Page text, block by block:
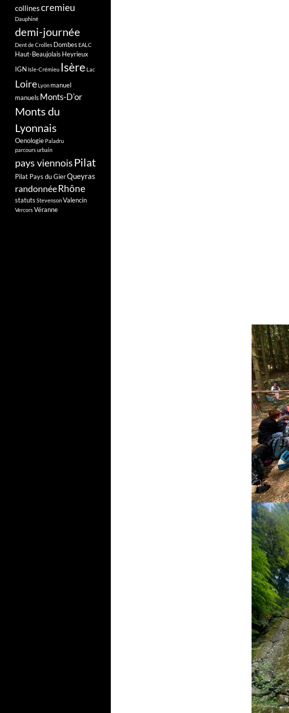
collinescremieu
Dauphiné
demi-journée
Dent de Crolles Dombes EALC
Haut-Beaujolais Heyrieux
IGN Isle-Crémieu Isère Lac
Loire Lyon manuel
manuels Monts-D'or
Monts du
Lyonnais
Oenologie Paladru
parcours urbain
pays viennois Pilat
Pilat Pays du GierQueyras
randonnéeRhône
statuts StevensonValencin
VercorsVéranne